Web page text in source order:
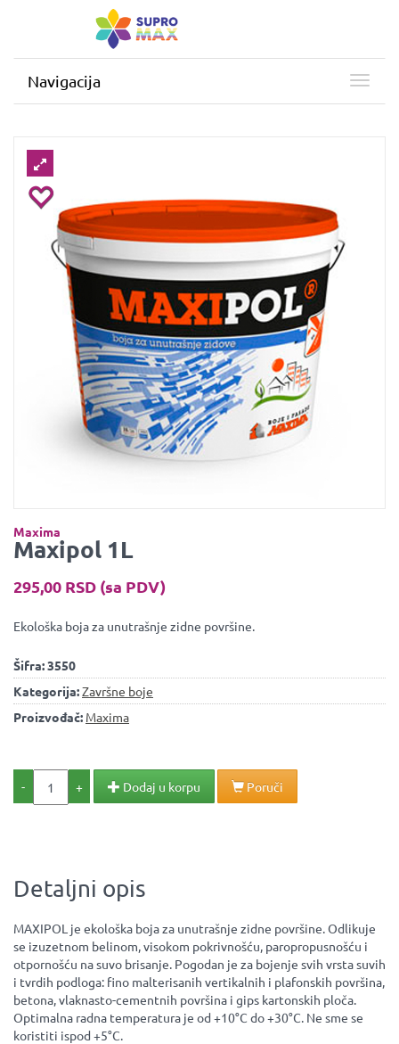
Navigacija
Maxima
Maxipol 1L
295,00 RSD (sa PDV)
Ekološka boja za unutrašnje zidne površine.
Šifra:3550
Kategorija:Završne boje
Proizvođač: Maxima
- + Dodaj u korpu Poruči
Detaljni opis
MAXIPOL je ekološka boja za unutrašnje zidne površine. Odlikuje
se izuzetnom belinom, visokom pokrivnošću, paropropusnošću i
otpornošću na suvo brisanje. Pogodan je za bojenje svih vrsta suvih
i tvrdih podloga: fino malterisanih vertikalnih i plafonskih površina,
betona, vlaknasto-cementnih površina i gips kartonskih ploča.
Optimalna radna temperatura je od +10°C do +30°C. Ne sme se
koristiti ispod +5°C.